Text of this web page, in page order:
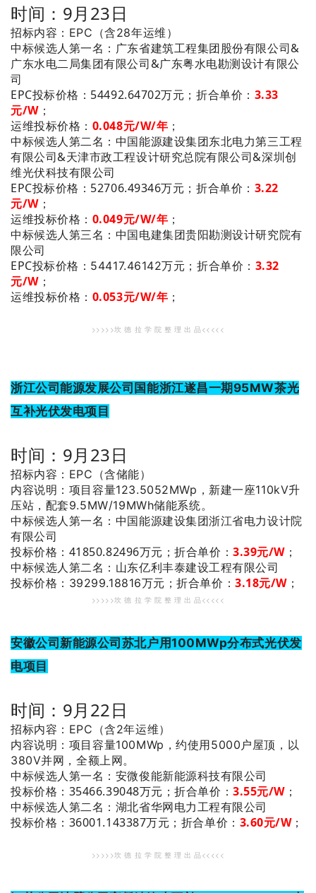
时间：9月23日
招标内容：EPC（含28年运维）
中标候选人第一名 ：广东省建筑工程集团股份有限公司&
广东水电二局集团有限公司&广东粤水电勘测设计有限公
司
EPC投标价格：54492.64702万元； 折合单价： 3.33
元/W；
运维投标价格： 0.048元/W/年 ；
中标候选人第二名 ：中国能源建设集团东北电力第三工程
有限公司&天津市政工程设计研究总院有限公司&深圳创
维光伏科技有限公司
EPC投标价格：52706.49346万元； 折合单价： 3.22
元/W；
运维投标价格： 0.049元/W/年 ；
中标候选人第三名 ：中国电建集团贵阳勘测设计研究院有
限公司
EPC投标价格 ：54417.46142万元； 折合单价： 3.32
元/W；
运维投标价格： 0.053元/W/年 ；
>>>>>坎 德 拉 学 院 整 理 出 品<<<<<
浙江公司能源发展公司国能浙江遂昌一期95MW茶光
互补光伏发电项目
时间：9月23日
招标内容：EPC（含储能）
内容说明：项目容量123.5052MWp，新建一座110kV升
压站，配套9.5MW/19MWh储能系统。
中标候选人第一名 ：中国能源建设集团浙江省电力设计院
有限公司
投标价格：41850.82496万元；折合单价：3.39元/W；
中标候选人第二名 ：山东亿利丰泰建设工程有限公司
投标价格：39299.18816万元；折合单价：3.18元/W；
>>>>>坎 德 拉 学 院 整 理 出 品<<<<<
安徽公司新能源公司苏北户用100MWp分布式光伏发
电项目
时间：9月22日
招标内容：EPC（含2年运维）
内容说明：项目容量100MWp，约使用5000户屋顶，以
380V并网，全额上网。
中标候选人第一名 ：安微俊能新能源科技有限公司
投标价格：35466.39048万元；折合单价：3.55元/W；
中标候选人第二名 ：湖北省华网电力工程有限公司
投标价格：36001.143387万元； 折合单价： 3.60元/W；
>>>>>坎 德 拉 学 院 整 理 出 品<<<<<